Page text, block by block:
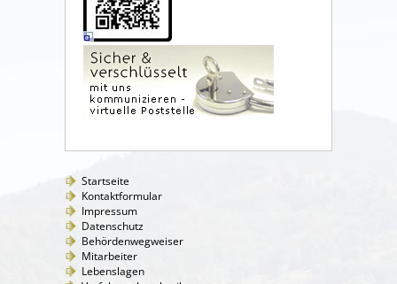
Startseite
Kontaktformular
Impressum
Datenschutz
Behördenwegweiser
Mitarbeiter
Lebenslagen